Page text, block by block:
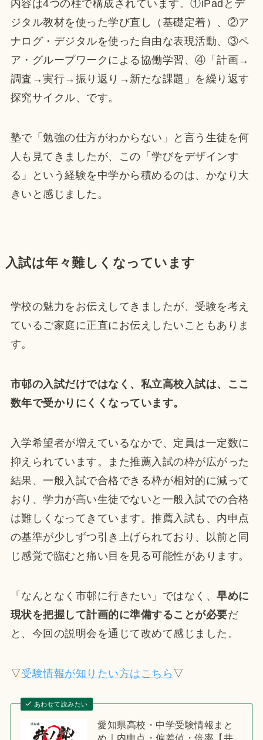
内容は4つの柱で構成されています。①iPadとデ
ジタル教材を使った学び直し（基礎定着）、②ア
ナログ・デジタルを使った自由な表現活動、③ペ
ア・グループワークによる協働学習、④「計画→
調査→実行→振り返り→新たな課題」を繰り返す
探究サイクル、です。
塾で「勉強の仕方がわからない」と言う生徒を何
人も見てきましたが、この「学びをデザインす
る」という経験を中学から積めるのは、かなり大
きいと感じました。
入試は年々難しくなっています
学校の魅力をお伝えしてきましたが、受験を考え
ているご家庭に正直にお伝えしたいこともありま
す。
市邨の入試だけではなく、私立高校入試は、ここ
数年で受かりにくくなっています。
入学希望者が増えているなかで、定員は一定数に
抑えられています。また推薦入試の枠が広がった
結果、一般入試で合格できる枠が相対的に減って
おり、学力が高い生徒でないと一般入試での合格
は難しくなってきています。推薦入試も、内申点
の基準が少しずつ引き上げられており、以前と同
じ感覚で臨むと痛い目を見る可能性があります。
「なんとなく市邨に行きたい」ではなく、早めに
現状を把握して計画的に準備することが必要だ
と、今回の説明会を通じて改めて感じました。
▽受験情報が知りたい方はこちら ▽
あわせて読みたい
愛知県高校・中学受験情報まと
め｜内申点・偏差値・倍率【井